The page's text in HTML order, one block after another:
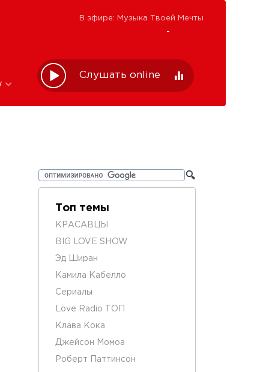
В эфире: Музыка Твоей Мечты
Слушать online
Топ темы
КРАСАВЦЫ
BIG LOVE SHOW
Эд Ширан
Камила Кабелло
Сериалы
Love Radio ТОП
Клава Кока
Джейсон Момоа
Роберт Паттинсон